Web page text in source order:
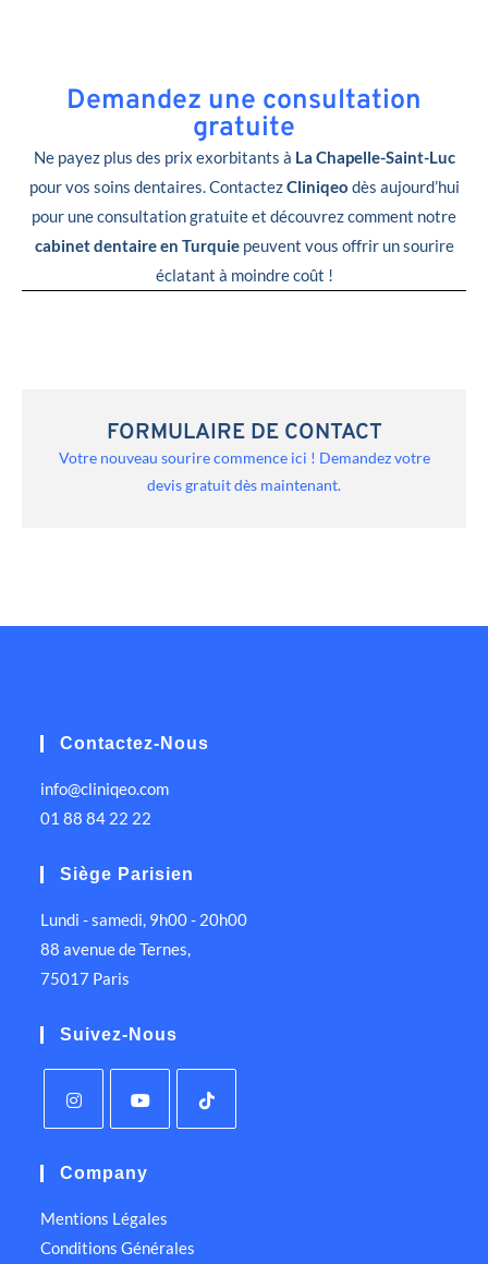
Demandez une consultation
gratuite
Ne payez plus des prix exorbitants à La Chapelle-Saint-Luc
pour vos soins dentaires. ContactezCliniqeo dès aujourd’hui
pour une consultation gratuite et découvrez comment notre
cabinet dentaire en Turquiepeuvent vous offrir un sourire
éclatant à moindre coût !
FORMULAIRE DE CONTACT
Votre nouveau sourire commence ici ! Demandez votre
devis gratuit dès maintenant.
Contactez-Nous
info@cliniqeo.com
01 88 84 22 22
Siège Parisien
Lundi - samedi, 9h00 - 20h00
88 avenue de Ternes,
75017 Paris
Suivez-Nous
Company
Mentions Légales
Conditions Générales